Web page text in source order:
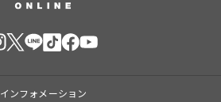
インフォメーション